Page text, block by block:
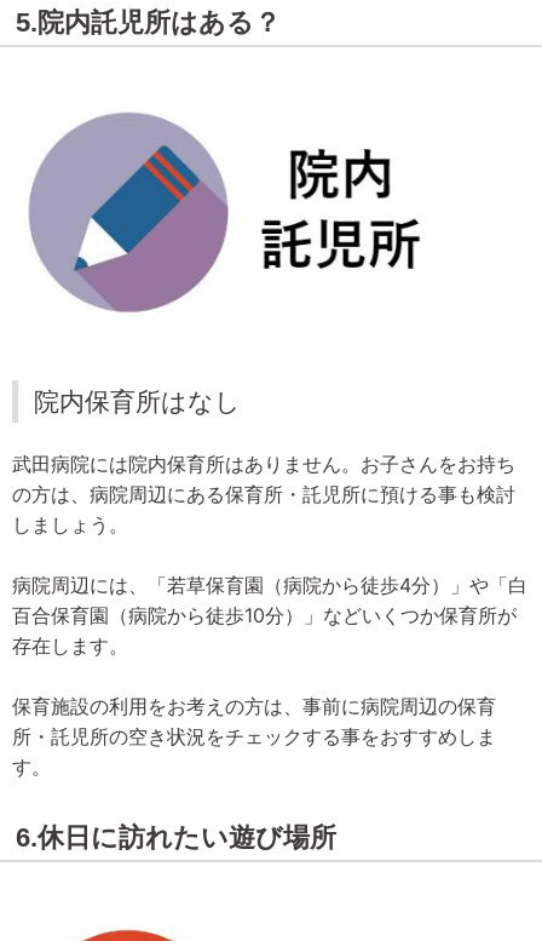
5.院内託児所はある？
院内保育所はなし
武田病院には院内保育所はありません。お子さんをお持ち
の方は、病院周辺にある保育所・託児所に預ける事も検討
しましょう。
病院周辺には、「若草保育園（病院から徒歩4分）」や「白
百合保育園（病院から徒歩10分）」などいくつか保育所が
存在します。
保育施設の利用をお考えの方は、事前に病院周辺の保育
所・託児所の空き状況をチェックする事をおすすめしま
す。
6.休日に訪れたい遊び場所